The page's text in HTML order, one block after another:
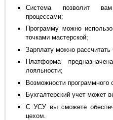
Система позволит
процессами;
Программу можно
точками мастерской;
Зарплату можно рассчитать
Платформа
лояльности;
Возможности
Бухгалтерский учет может
С УСУ вы сможете
цехом.